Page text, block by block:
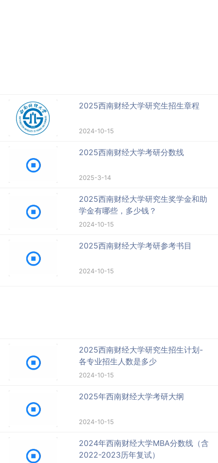
2025西南财经大学研究生招生章程
2024-10-15
2025西南财经大学考研分数线
2025-3-14
2025西南财经大学研究生奖学金和助
学金有哪些，多少钱？
2024-10-15
2025西南财经大学考研参考书目
2024-10-15
2025西南财经大学研究生招生计划-
各专业招生人数是多少
2024-10-15
2025年西南财经大学考研大纲
2024-10-15
2024年西南财经大学MBA分数线（含
2022-2023历年复试）